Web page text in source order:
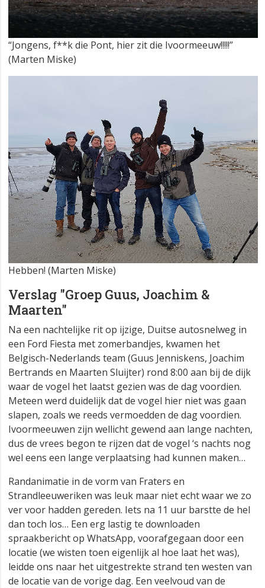
“Jongens, f**k die Pont, hier zit die Ivoormeeuw!!!!!”
(Marten Miske)
Hebben! (Marten Miske)
Verslag "Groep Guus, Joachim &
Maarten"
Na een nachtelijke rit op ijzige, Duitse autosnelweg in
een Ford Fiesta met zomerbandjes, kwamen het
Belgisch-Nederlands team (Guus Jenniskens, Joachim
Bertrands en Maarten Sluijter) rond 8:00 aan bij de dijk
waar de vogel het laatst gezien was de dag voordien.
Meteen werd duidelijk dat de vogel hier niet was gaan
slapen, zoals we reeds vermoedden de dag voordien.
Ivoormeeuwen zijn wellicht gewend aan lange nachten,
dus de vrees begon te rijzen dat de vogel ‘s nachts nog
wel eens een lange verplaatsing had kunnen maken…
Randanimatie in de vorm van Fraters en
Strandleeuweriken was leuk maar niet echt waar we zo
ver voor hadden gereden. Iets na 11 uur barstte de hel
dan toch los… Een erg lastig te downloaden
spraakbericht op WhatsApp, voorafgegaan door een
locatie (we wisten toen eigenlijk al hoe laat het was),
leidde ons naar het uitgestrekte strand ten westen van
de locatie van de vorige dag. Een veelvoud van de